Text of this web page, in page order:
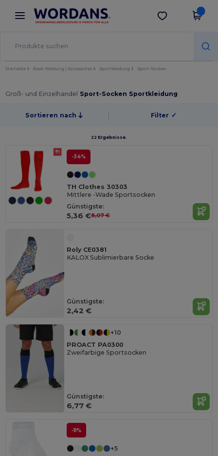
× Wordans App
Bessere Preise in der App!
App holen
Startseite Basic Kleidung | Accessoires Sportkleidung Sport-Socken
Groß- und Einzelhandel Sport-Socken Sportkleidung
Sortieren nach Filter ✓
22 Ergebnisse.
-34%
TH Clothes 30303
Mittlere -Wade Sportsocken
Günstigste:
5,36 €8,07 €
Roly CE0381
KALOX Sublimierbare Socke
Günstigste:
2,42 €
+10
PROACT PA0300
Zweifarbige Sportsocken
Günstigste:
6,77 €
-11%
+5